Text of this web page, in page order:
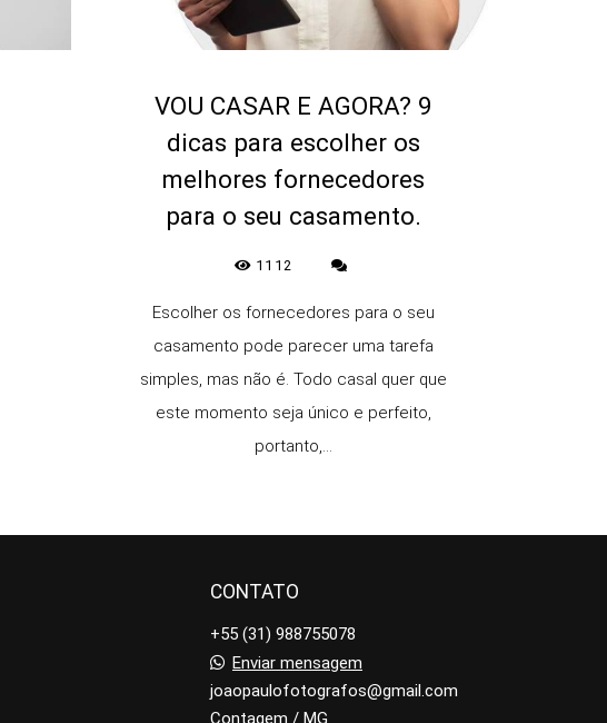
VOU CASAR E AGORA? 9
dicas para escolher os
melhores fornecedores
para o seu casamento.
1112
Escolher os fornecedores para o seu
casamento pode parecer uma tarefa
simples, mas não é. Todo casal quer que
este momento seja único e perfeito,
portanto,...
CONTATO
+55 (31) 988755078
Enviar mensagem
joaopaulofotografos@gmail.com